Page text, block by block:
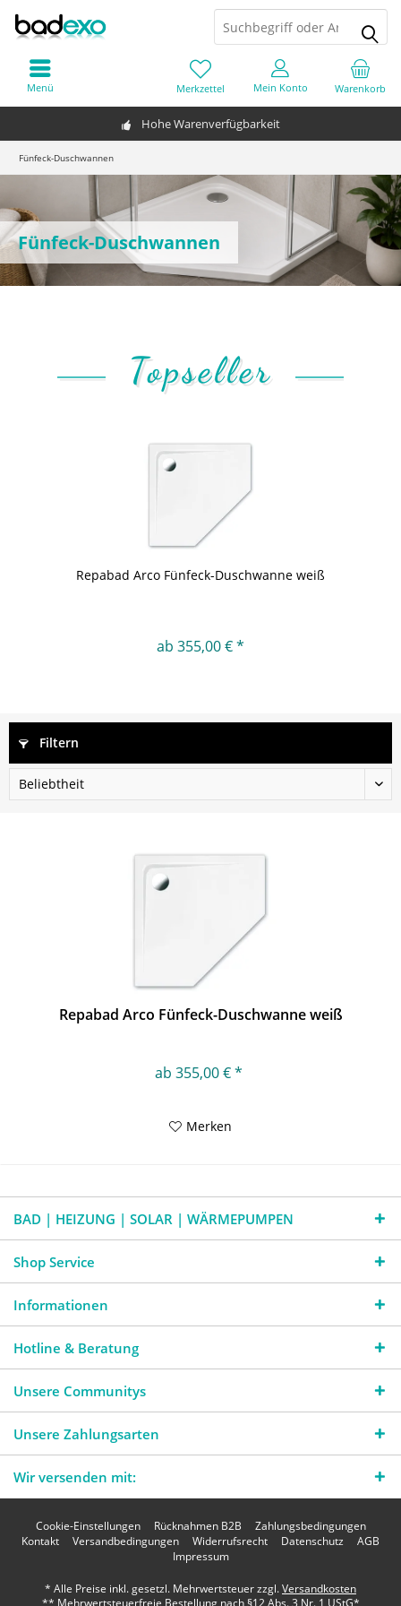
Hohe Warenverfügbarkeit
Warenkorb
Merkzettel Mein Konto
Menü
Fünfeck-Duschwannen
Fünfeck-Duschwannen
Topseller
Repabad Arco Fünfeck-Duschwanne weiß
ab 355,00 € *
Filtern
Repabad Arco Fünfeck-Duschwanne weiß
ab 355,00 € *
Merken
BAD | HEIZUNG | SOLAR | WÄRMEPUMPEN
Shop Service
Informationen
Hotline & Beratung
Unsere Communitys
Unsere Zahlungsarten
Wir versenden mit:
Cookie-Einstellungen Rücknahmen B2B
Zahlungsbedingungen
Kontakt
Versandbedingungen Widerrufsrecht Datenschutz
AGB
Impressum
* Alle Preise inkl. gesetzl. Mehrwertsteuer zzgl.Versandkosten
** Mehrwertsteuerfreie Bestellung nach §12 Abs. 3 Nr. 1 UStG*